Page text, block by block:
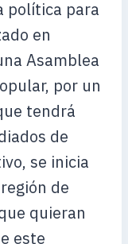
política para
en
Asamblea
por un
tendrá
de
se inicia
de
quieran
este